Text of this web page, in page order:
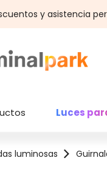
y asistencia
Luces
luminosas